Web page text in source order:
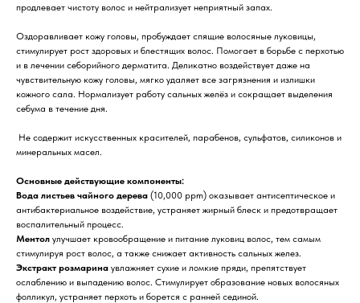
продлевает чистоту волос и нейтрализует неприятный запах.
Оздоравливает кожу головы, пробуждает спящие волосяные луковицы,
стимулирует рост здоровых и блестящих волос. Помогает в борьбе с перхотью
и в лечении себорийного дерматита. Деликатно воздействует даже на
чувствительную кожу головы, мягко удаляет все загрязнения и излишки
кожного сала. Нормализует работу сальных желёз и сокращает выделения
себума в течение дня.
Не содержит искусственных красителей, парабенов, сульфатов, силиконов и
минеральных масел.
Основные действующие компоненты:
Вода листьев чайного дерева (10,000 ppm) оказывает антисептическое и
антибактериальное воздействие, устраняет жирный блеск и предотвращает
воспалительный процесс.
Ментол улучшает кровообращение и питание луковиц волос, тем самым
стимулируя рост волос, а также снижает активность сальных желез.
Экстракт розмарина увлажняет сухие и ломкие пряди, препятствует
ослаблению и выпадению волос. Стимулирует образование новых волосяных
фолликул, устраняет перхоть и борется с ранней сединой.